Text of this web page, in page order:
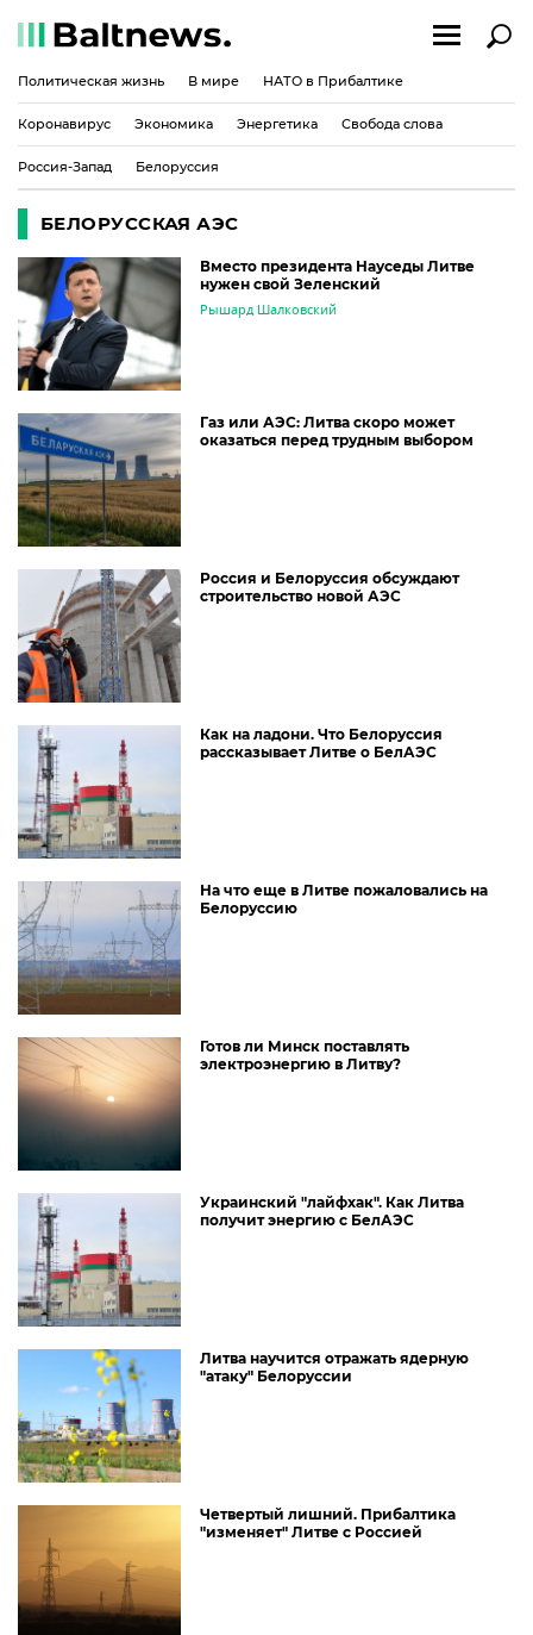
Политическая жизнь В мире НАТО в Прибалтике
Коронавирус Экономика Энергетика Свобода слова
Россия-Запад Белоруссия
БЕЛОРУССКАЯ АЭС
Вместо президента Науседы Литве
нужен свой Зеленский
Рышард Шалковский
Газ или АЭС: Литва скоро может
оказаться перед трудным выбором
Россия и Белоруссия обсуждают
строительство новой АЭС
Как на ладони. Что Белоруссия
рассказывает Литве о БелАЭС
На что еще в Литве пожаловались на
Белоруссию
Готов ли Минск поставлять
электроэнергию в Литву?
Украинский "лайфхак". Как Литва
получит энергию с БелАЭС
Литва научится отражать ядерную
"атаку" Белоруссии
Четвертый лишний. Прибалтика
"изменяет" Литве с Россией